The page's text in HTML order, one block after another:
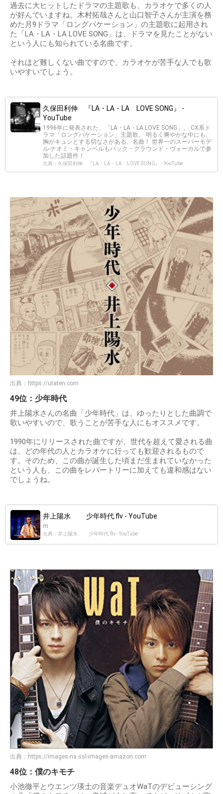
過去に大ヒットしたドラマの主題歌も、カラオケで多くの人
が好んでいますね。木村拓哉さんと山口智子さんが主演を務
めた月9ドラマ「ロングバケーション」の主題歌に起用され
た「LA・LA・LA LOVE SONG」は、ドラマを見たことがない
という人にも知られている名曲です。
それほど難しくない曲ですので、カラオケが苦手な人でも歌
いやすいでしょう。
久保田利伸 『LA・LA・LA LOVE SONG』 -
YouTube
1996年に発表された、「LA・LA・LA LOVE SONG」。 CX系ド
ラマ「ロングバケーション」主題歌。 明るく爽やかな中にも、
胸がキュンとする切なさがある、名曲！ 世界一のスーパーモデ
ル-ナオミ・キャンベルもバック・グラウンド・ヴォーカルで参
加した話題作！
出典：久保田利伸 『LA・LA・LA LOVE SONG』 - YouTube
出典： https://utaten.com
49位：少年時代
井上陽水さんの名曲「少年時代」は、ゆったりとした曲調で
歌いやすいので、歌うことが苦手な人にもオススメです。
1990年にリリースされた曲ですが、世代を超えて愛される曲
は、どの年代の人とカラオケに行っても歓迎されるもので
す。そのため、この曲が誕生した頃まだ生まれていなかった
という人も、この曲をレパートリーに加えても違和感はない
でしょうね。
井上陽水 少年時代.flv - YouTube
m
出典：井上陽水 少年時代.flv - YouTube
出典： https://images-na.ssl-images-amazon.com
48位：僕のキモチ
小池徹平とウエンツ瑛士の音楽デュオWaTのデビューシング